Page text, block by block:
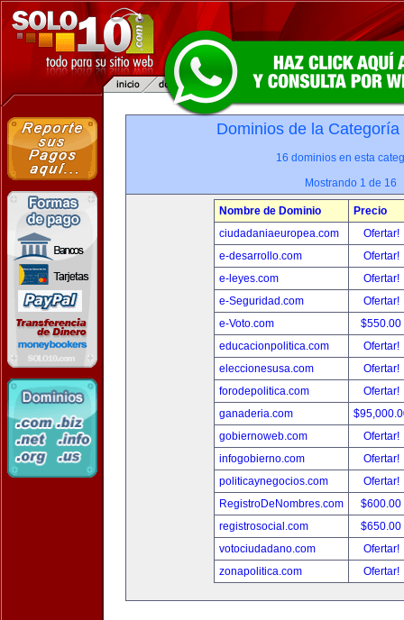
Dominios de la
16 dominios en esta
Mostrando 1 de 16
Nombre de Dominio
Precio
ciudadaniaeuropea.com
Ofertar!
e-desarrollo.com
Ofertar!
e-leyes.com
Ofertar!
e-Seguridad.com
Ofertar!
e-Voto.com
$550.00
educacionpolitica.com
Ofertar!
eleccionesusa.com
Ofertar!
forodepolitica.com
Ofertar!
ganaderia.com
gobiernoweb.com
Ofertar!
infogobierno.com
Ofertar!
politicaynegocios.com
Ofertar!
RegistroDeNombres.com
$600.00
registrosocial.com
$650.00
votociudadano.com
Ofertar!
zonapolitica.com
Ofertar!